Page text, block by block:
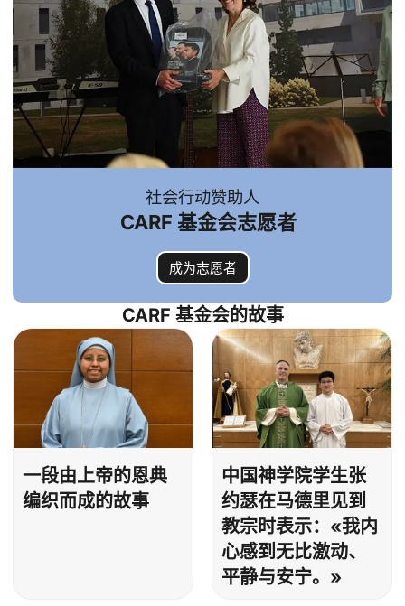
社会行动赞助人
CARF 基金会志愿者
成为志愿者
CARF 基金会的故事
一段由上帝的恩典
编织而成的故事
中国神学院学生张
约瑟在马德里见到
教宗时表示：«我内
心感到无比激动、
平静与安宁。»